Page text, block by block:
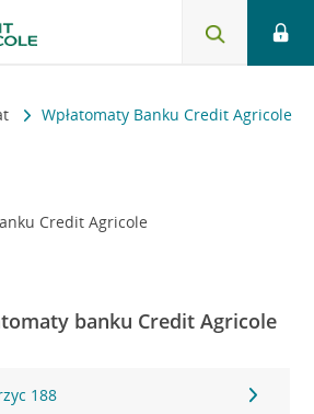
Wpłatomaty Banku Credit Agricole
Credit Agricole
banku Credit Agricole
188